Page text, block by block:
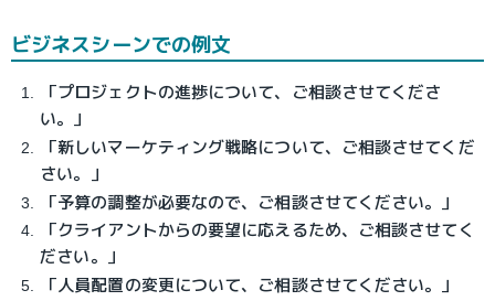
ビジネスシーンでの例文
「プロジェクトの進捗について、ご相談させてくださ
い。」
「新しいマーケティング戦略について、ご相談させてくだ
さい。」
「予算の調整が必要なので、ご相談させてください。」
「クライアントからの要望に応えるため、ご相談させてく
ださい。」
「人員配置の変更について、ご相談させてください。」